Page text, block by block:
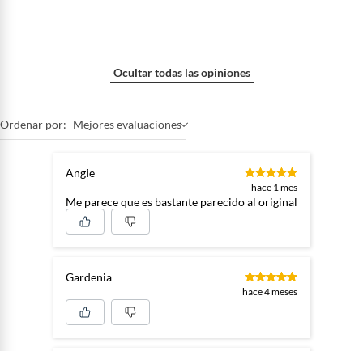
Ocultar todas las opiniones
Ordenar por: Mejores evaluaciones
Angie
hace 1 mes
Me parece que es bastante parecido al original
Gardenia
hace 4 meses